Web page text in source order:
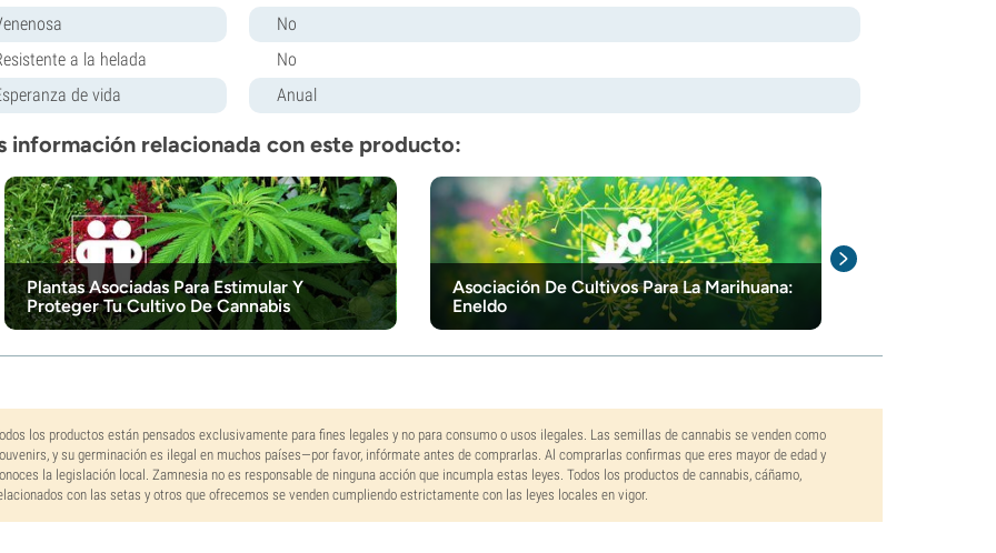
No
a la helada
No
de vida
Anual
información relacionada con este producto:
Plantas Asociadas Para Estimular Y
Proteger Tu Cultivo De Cannabis
Asociación De Cultivos Para La Marihuana:
Eneldo
los productos están pensados exclusivamente para fines legales y no para consumo o usos ilegales. Las semillas de cannabis se venden como
y su germinación es ilegal en muchos países—por favor, infórmate antes de comprarlas. Al comprarlas confirmas que eres mayor de edad y
la legislación local. Zamnesia no es responsable de ninguna acción que incumpla estas leyes. Todos los productos de cannabis, cáñamo,
con las setas y otros que ofrecemos se venden cumpliendo estrictamente con las leyes locales en vigor.